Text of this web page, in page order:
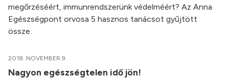
megőrzéséért, immunrendszerünk védelméért? Az Anna
Egészségpont orvosa 5 hasznos tanácsot gyűjtött
össze.
2018. NOVEMBER 9.
Nagyon egészségtelen idő jön!